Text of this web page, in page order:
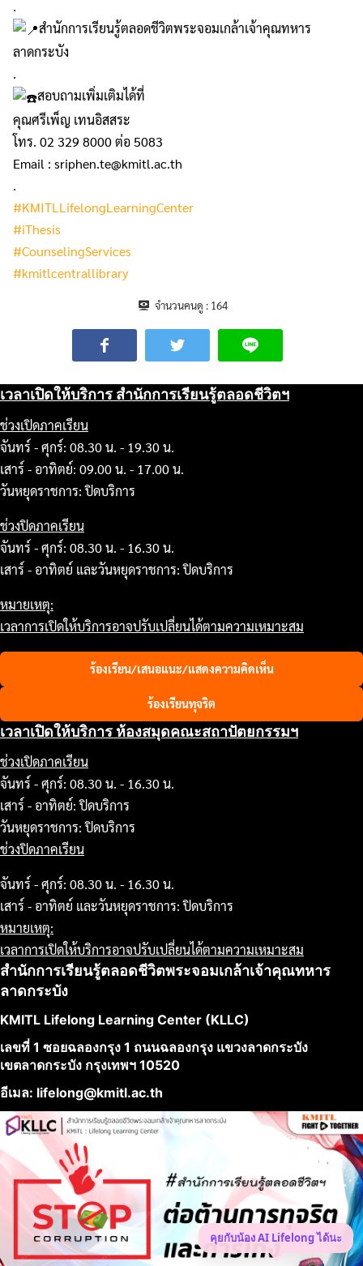
.
สำนักการเรียนรู้ตลอดชีวิตพระจอมเกล้าเจ้าคุณทหาร
ลาดกระบัง
.
สอบถามเพิ่มเติมได้ที่
คุณศรีเพ็ญ เทนอิสสระ
โทร. 02 329 8000 ต่อ 5083
Email : sriphen.te@kmitl.ac.th
.
#KMITLLifelongLearningCenter
#iThesis
#CounselingServices
#kmitlcentrallibrary
จำนวนคนดู : 164
เวลาเปิดให้บริการ สำนักการเรียนรู้ตลอดชีวิตฯ
ช่วงเปิดภาคเรียน
จันทร์ - ศุกร์: 08.30 น. - 19.30 น.
เสาร์ - อาทิตย์: 09.00 น. - 17.00 น.
วันหยุดราชการ: ปิดบริการ
ช่วงปิดภาคเรียน
จันทร์ - ศุกร์: 08.30 น. - 16.30 น.
เสาร์ - อาทิตย์ และวันหยุดราชการ: ปิดบริการ
หมายเหตุ:
เวลาการเปิดให้บริการอาจปรับเปลี่ยนได้ตามความเหมาะสม
ร้องเรียน/เสนอแนะ/แสดงความคิดเห็น
ร้องเรียนทุจริต
เวลาเปิดให้บริการ ห้องสมุดคณะสถาปัตยกรรมฯ
ช่วงเปิดภาคเรียน
จันทร์ - ศุกร์: 08.30 น. - 16.30 น.
เสาร์ - อาทิตย์: ปิดบริการ
วันหยุดราชการ: ปิดบริการ
ช่วงปิดภาคเรียน
จันทร์ - ศุกร์: 08.30 น. - 16.30 น.
เสาร์ - อาทิตย์ และวันหยุดราชการ: ปิดบริการ
หมายเหตุ:
เวลาการเปิดให้บริการอาจปรับเปลี่ยนได้ตามความเหมาะสม
สำนักการเรียนรู้ตลอดชีวิตพระจอมเกล้าเจ้าคุณทหาร
ลาดกระบัง
KMITL Lifelong Learning Center (KLLC)
เลขที่ 1 ซอยฉลองกรุง 1 ถนนฉลองกรุง แขวงลาดกระบัง
เขตลาดกระบัง กรุงเทพฯ 10520
อีเมล: lifelong@kmitl.ac.th